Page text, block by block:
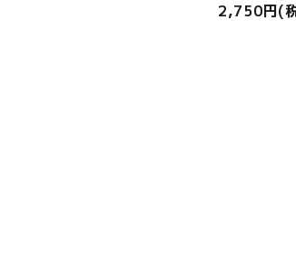
2,750円(